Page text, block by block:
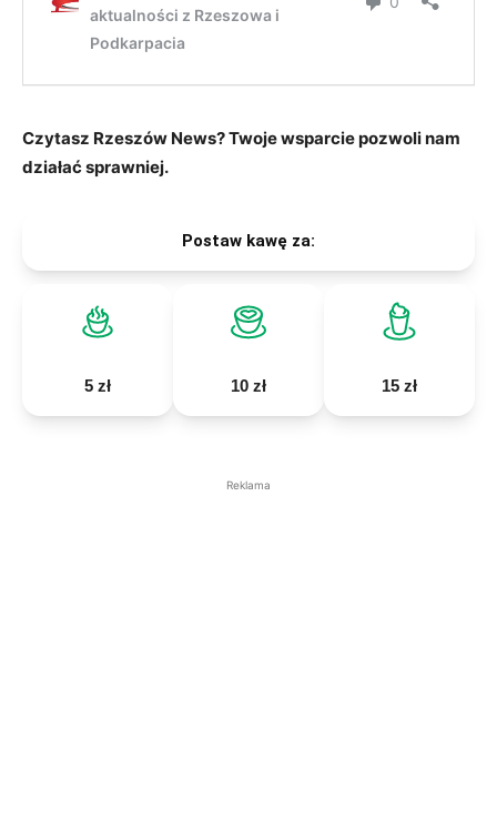
Czytasz Rzeszów News? Twoje wsparcie pozwoli nam
działać sprawniej.
Postaw kawę za:
5 zł 10 zł 15 zł
Reklama